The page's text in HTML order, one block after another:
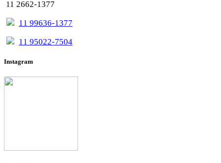
11 2662-1377
11 99636-1377
11 95022-7504
Instagram